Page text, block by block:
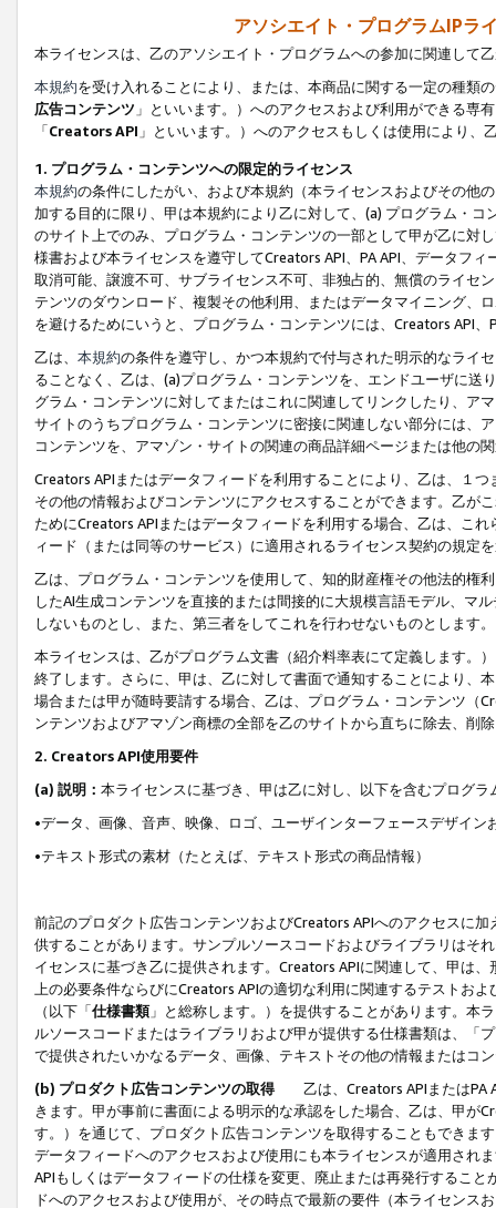
アソシエイト・プログラムIPラ
本ライセンスは、乙のアソシエイト・プログラムへの参加に関連して
本規約を受け入れることにより、または、本商品に関する一定の種類
広告コンテンツ 」といいます。）へのアクセスおよび利用ができる専
「Creators API 」といいます。）へのアクセスもしくは使用により
1. プログラム・コンテンツへの限定的ライセンス
本規約の条件にしたがい、および本規約（本ライセンスおよびその他
加する目的に限り、甲は本規約により乙に対して、(a) プログラム・
のサイト上でのみ、プログラム・コンテンツの一部として甲が乙に対
様書および本ライセンスを遵守してCreators API、PA API、データフ
取消可能、譲渡不可、サブライセンス不可、非独占的、無償のライセ
テンツのダウンロード、複製その他利用、またはデータマイニング、
を避けるためにいうと、プログラム・コンテンツには、Creators API
乙は、 本規約の条件を遵守し、かつ本規約で付与された明示的なライ
ることなく、乙は、(a)プログラム・コンテンツを、エンドユーザに
グラム・コンテンツに対してまたはこれに関連してリンクしたり、ア
サイトのうちプログラム・コンテンツに密接に関連しない部分には、
コンテンツを、アマゾン・サイトの関連の商品詳細ページまたは他の
Creators APIまたはデータフィードを利用することにより、乙は、１
その他の情報およびコンテンツにアクセスすることができます。乙が
ためにCreators APIまたはデータフィードを利用する場合、乙は、こ
ィード（または同等のサービス）に適用されるライセンス契約の規定
乙は、プログラム・コンテンツを使用して、知的財産権その他法的権
したAI生成コンテンツを直接的または間接的に大規模言語モデル、マ
しないものとし、また、第三者をしてこれを行わせないものとします。
本ライセンスは、乙がプログラム文書（紹介料率表にて定義します。
終了します。さらに、甲は、乙に対して書面で通知することにより、
場合または甲が随時要請する場合、乙は、プログラム・コンテンツ（
ンテンツおよびアマゾン商標の全部を乙のサイトから直ちに除去、削
2. Creators API使用要件
(a) 説明： 本ライセンスに基づき、甲は乙に対し、以下を含むプログ
•データ、画像、音声、映像、ロゴ、ユーザインターフェースデザイ
•テキスト形式の素材（たとえば、テキスト形式の商品情報）
前記のプロダクト広告コンテンツおよびCreators APIへのアクセスに
供することがあります。サンプルソースコードおよびライブラリはそ
イセンスに基づき乙に提供されます。Creators APIに関連して、甲は
上の必要条件ならびにCreators APIの適切な利用に関連するテストお
（以下「仕様書類」と総称します。）を提供することがあります。本
ルソースコードまたはライブラリおよび甲が提供する仕様書類は、「
で提供されたいかなるデータ、画像、テキストその他の情報またはコ
(b) プロダクト広告コンテンツの取得
乙は、Creators APIまたはPA
きます。甲が事前に書面による明示的な承認をした場合、乙は、甲が
す。）を通じて、プロダクト広告コンテンツを取得することもできま
データフィードへのアクセスおよび使用にも本ライセンスが適用され
APIもしくはデータフィードの仕様を変更、廃止または再発行するこ
ドへのアクセスおよび使用が、その時点で最新の要件（本ライセン